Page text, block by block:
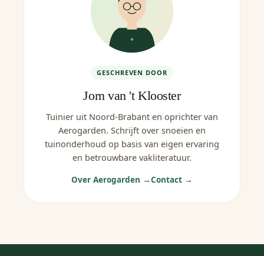
GESCHREVEN DOOR
Jorn van 't Klooster
Tuinier uit Noord-Brabant en oprichter van
Aerogarden. Schrijft over snoeien en
tuinonderhoud op basis van eigen ervaring
en betrouwbare vakliteratuur.
Over Aerogarden →Contact →